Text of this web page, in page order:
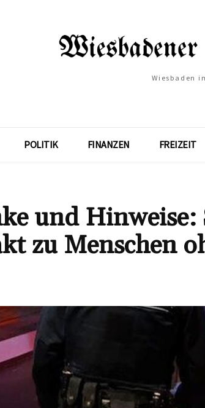
Wiesbaden
POLITIK FINANZEN FREIZEIT
und
zu Menschen